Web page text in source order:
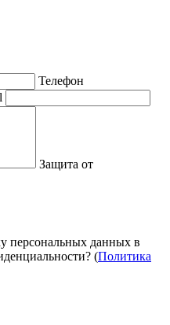
Телефон
Защита от
персональных данных в
(Политика